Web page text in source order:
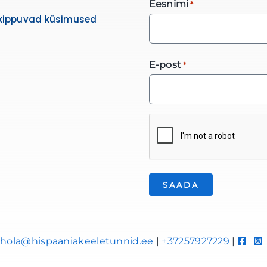
küsimused
Eesnimi *
E-post *
hola@hispaaniakeeletunnid.ee | +37257927229 |